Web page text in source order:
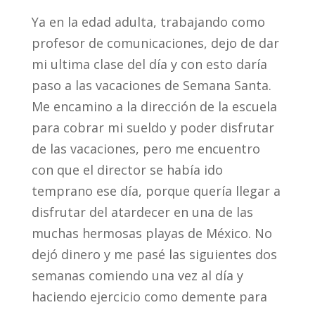
Ya en la edad adulta, trabajando como
profesor de comunicaciones, dejo de dar
mi ultima clase del día y con esto daría
paso a las vacaciones de Semana Santa.
Me encamino a la dirección de la escuela
para cobrar mi sueldo y poder disfrutar
de las vacaciones, pero me encuentro
con que el director se había ido
temprano ese día, porque quería llegar a
disfrutar del atardecer en una de las
muchas hermosas playas de México. No
dejó dinero y me pasé las siguientes dos
semanas comiendo una vez al día y
haciendo ejercicio como demente para